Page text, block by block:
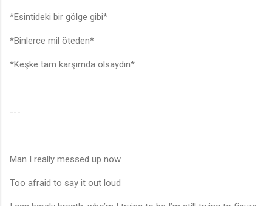
*Esintideki bir gölge gibi*
*Binlerce mil öteden*
*Keşke tam karşımda olsaydın*
---
Man I really messed up now
Too afraid to say it out loud